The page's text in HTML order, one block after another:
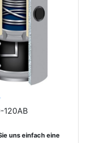
120AB
uns einfach eine